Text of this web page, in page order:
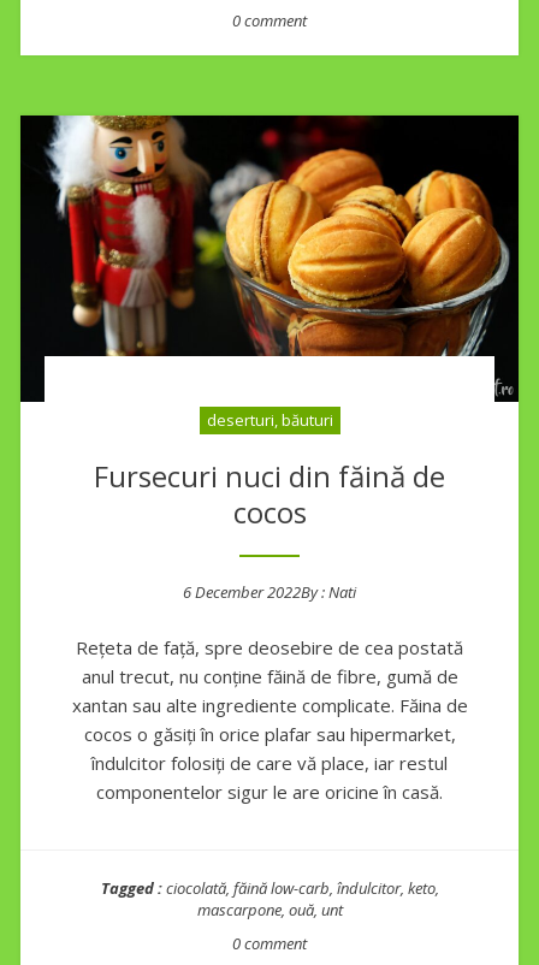
0 comment
deserturi, băuturi
Fursecuri nuci din făină de
cocos
6 December 2022By :Nati
Rețeta de față, spre deosebire de cea postată
anul trecut, nu conține făină de fibre, gumă de
xantan sau alte ingrediente complicate. Făina de
cocos o găsiți în orice plafar sau hipermarket,
îndulcitor folosiți de care vă place, iar restul
componentelor sigur le are oricine în casă.
Tagged :ciocolată, făină low-carb, îndulcitor, keto,
mascarpone, ouă, unt
0 comment